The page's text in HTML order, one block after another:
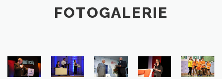
FOTOGALERIE